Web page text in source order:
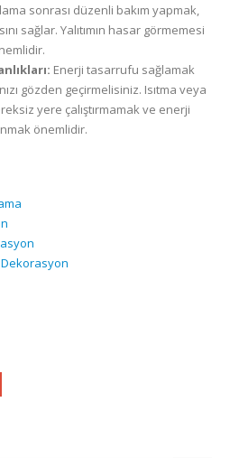
sonrası düzenli bakım yapmak,
sağlar. Yalıtımın hasar görmemesi
Enerji tasarrufu sağlamak
gözden geçirmelisiniz. Isıtma veya
yere çalıştırmamak ve enerji
önemlidir.